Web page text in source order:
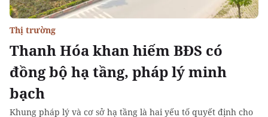
Thanh Hóa khan hiếm BĐS có
đồng bộ hạ tầng, pháp lý minh
bạch
Thị trường
Khung pháp lý và cơ sở hạ tầng là hai yếu tố quyết định cho